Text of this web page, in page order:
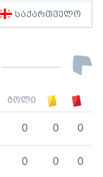
საქართველო
გოლი
0 0 0
0 0 0